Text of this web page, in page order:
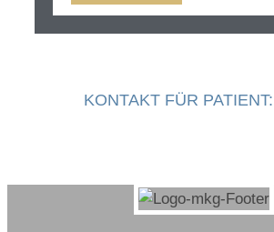
KONTAKT FÜR